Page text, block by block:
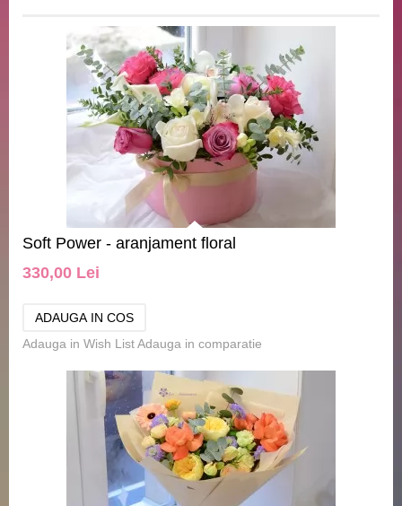
Soft Power - aranjament floral
330,00 Lei
Adauga in Wish ListAdauga in comparatie